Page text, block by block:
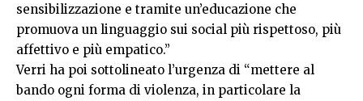
sensibilizzazione e tramite un’educazione che
promuova un linguaggio sui social più rispettoso, più
affettivo e più empatico.”
Verri ha poi sottolineato l’urgenza di “mettere al
bando ogni forma di violenza, in particolare la